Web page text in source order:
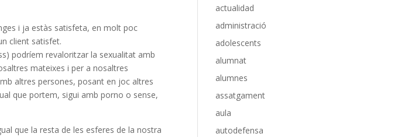
i ja estàs satisfeta, en molt poc
client satisfet.
podríem revaloritzar la sexualitat amb
mateixes i per a nosaltres
altres persones, posant en joc altres
que portem, sigui amb porno o sense,
que la resta de les esferes de la nostra
actualidad
administració
adolescents
alumnat
alumnes
assatgament
aula
autodefensa